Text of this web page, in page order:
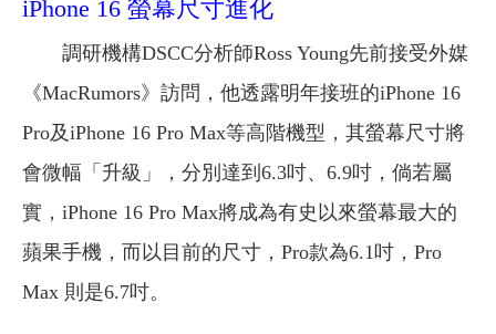
iPhone 16 螢幕尺寸進化
調研機構DSCC分析師Ross Young先前接受外媒
《MacRumors》訪問，他透露明年接班的iPhone 16
Pro及iPhone 16 Pro Max等高階機型，其螢幕尺寸將
會微幅「升級」，分別達到6.3吋、6.9吋，倘若屬
實，iPhone 16 Pro Max將成為有史以來螢幕最大的
蘋果手機，而以目前的尺寸，Pro款為6.1吋，Pro
Max 則是6.7吋。